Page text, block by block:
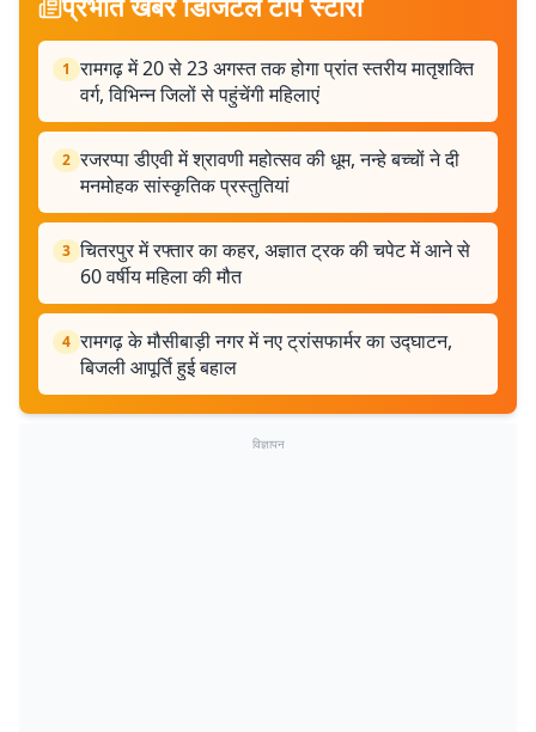
1 रामगढ़ में 20 से 23 अगस्त तक होगा प्रांत स्तरीय मातृशक्ति
वर्ग, विभिन्न जिलों से पहुंचेंगी महिलाएं
2 रजरप्पा डीएवी में श्रावणी महोत्सव की धूम, नन्हे बच्चों ने दी
मनमोहक सांस्कृतिक प्रस्तुतियां
3 चितरपुर में रफ्तार का कहर, अज्ञात ट्रक की चपेट में आने से
60 वर्षीय महिला की मौत
4 रामगढ़ के मौसीबाड़ी नगर में नए ट्रांसफार्मर का उद्घाटन,
बिजली आपूर्ति हुई बहाल
विज्ञापन